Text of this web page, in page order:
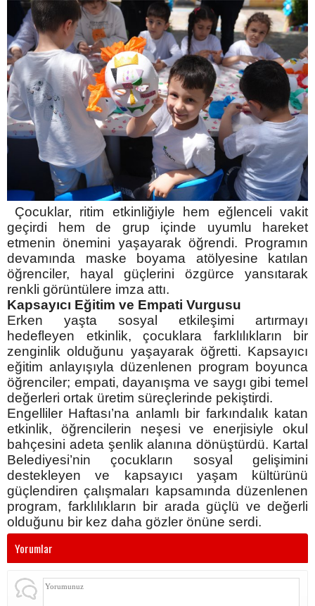
Çocuklar, ritim etkinliğiyle hem eğlenceli vakit
geçirdi hem de grup içinde uyumlu hareket
etmenin önemini yaşayarak öğrendi. Programın
devamında maske boyama atölyesine katılan
öğrenciler, hayal güçlerini özgürce yansıtarak
renkli görüntülere imza attı.
Kapsayıcı Eğitim ve Empati Vurgusu
Erken yaşta sosyal etkileşimi artırmayı
hedefleyen etkinlik, çocuklara farklılıkların bir
zenginlik olduğunu yaşayarak öğretti. Kapsayıcı
eğitim anlayışıyla düzenlenen program boyunca
öğrenciler; empati, dayanışma ve saygı gibi temel
değerleri ortak üretim süreçlerinde pekiştirdi.
Engelliler Haftası’na anlamlı bir farkındalık katan
etkinlik, öğrencilerin neşesi ve enerjisiyle okul
bahçesini adeta şenlik alanına dönüştürdü. Kartal
Belediyesi’nin çocukların sosyal gelişimini
destekleyen ve kapsayıcı yaşam kültürünü
güçlendiren çalışmaları kapsamında düzenlenen
program, farklılıkların bir arada güçlü ve değerli
olduğunu bir kez daha gözler önüne serdi.
Yorumlar